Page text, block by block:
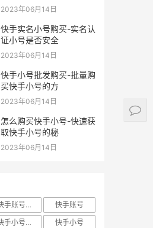
2023年06月14日
快手实名小号购买-实名认
证小号是否安全
2023年06月14日
快手小号批发购买-批量购
买快手小号的方
2023年06月14日
怎么购买快手小号-快速获
取快手小号的秘
2023年06月14日
快手账号购买
快手账号
快手小号购买
快手小号